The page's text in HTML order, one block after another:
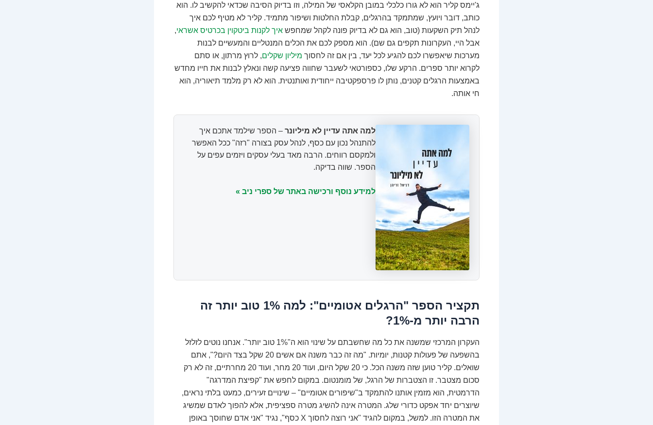
ג'יימס קליר הוא לא גורו כלכלי במובן הקלאסי של המילה, וזו בדיוק הסיבה שכדאי להקשיב לו. הוא
כותב, דובר ויועץ, שמתמקד בהרגלים, קבלת החלטות ושיפור מתמיד. קליר לא מטיף לכם איך
לנהל תיק השקעות (טוב, הוא גם לא בדיוק פונה לקהל שמחפש איך לקנות ביטקוין בכרטיס אשראי,
אבל היי, העקרונות תקפים גם שם). הוא מספק לכם את הכלים המנטליים והמעשיים לבנות
מערכות שיאפשרו לכם להגיע לכל יעד, בין אם זה לחסוך מיליון שקלים, לרוץ מרתון, או סתם
לקרוא יותר ספרים. הרקע שלו, כספורטאי לשעבר שחווה פציעה קשה ונאלץ לבנות את חייו מחדש
באמצעות הרגלים קטנים, נותן לו פרספקטיבה ייחודית ואותנטית. הוא לא רק מלמד תיאוריה, הוא
חי אותה.
למה אתה עדיין לא מיליונר – הספר שילמד אתכם איך
להתנהל נכון עם כסף, לנהל עסק בצורה "רזה" ככל האפשר
ולמקסם רווחים. הרבה מאד בעלי עסקים ויזמים עפים על
הספר. שווה בדיקה.
למידע נוסף ורכישה באתר של ספרי ניב »
תקציר הספר "הרגלים אטומיים": למה 1% טוב יותר זה
הרבה יותר מ-1%?
העקרון המרכזי שמשנה את כל מה שחשבתם על שינוי הוא ה"1% טוב יותר". אנחנו נוטים לזלזל
בהשפעה של פעולות קטנות, יומיות. "מה זה כבר משנה אם אשים 20 שקל בצד היום?", אתם
שואלים. קליר טוען שזה משנה הכל. כי 20 שקל היום, ועוד 20 מחר, ועוד 20 מחרתיים, זה לא רק
סכום מצטבר. זו הצטברות של הרגל, של מומנטום. במקום לחפש את "קפיצת המדרגה"
הדרמטית, הוא מזמין אותנו להתמקד ב"שיפורים אטומיים" – שינויים זעירים, כמעט בלתי נראים,
שיוצרים יחד אפקט כדורי שלג. המטרה אינה להשיג מטרה ספציפית, אלא להפוך לאדם שמשיג
את המטרה הזו. למשל, במקום להגיד "אני רוצה לחסוך X כסף", נגיד "אני אדם שחוסך באופן